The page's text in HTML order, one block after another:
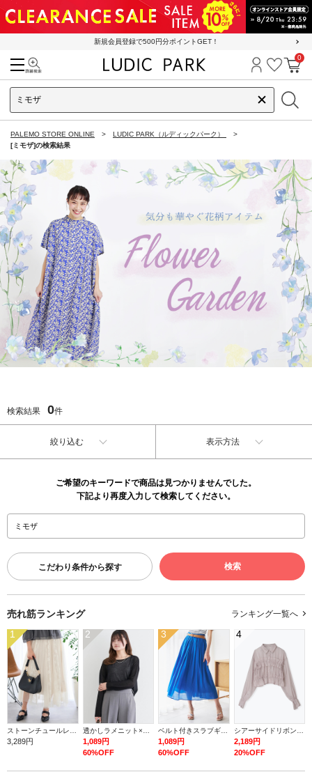
新規会員登録で500円分ポイントGET！
ログイン
お気に
カ
0
PALEMO STORE ONLINE
LUDIC PARK（ルディックパーク）
[ミモザ]の検索結果
検索結果 0件
絞り込む 表示方法
ご希望のキーワードで商品は見つかりませんでした。
下記より再度入力して検索してください。
こだわり条件から探す
売れ筋ランキング ランキング一覧へ
1
ストーンチュールレースロングスカート
3,289円
2
透かしラメニット×タンク
1,089円
60%OFF
3
ベルト付きスラブギャザーロングスカート
1,089円
60%OFF
4
シアーサイドリボンフリルショートシャツ
2,189円
20%OFF